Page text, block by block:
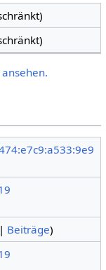
| Beiträge)